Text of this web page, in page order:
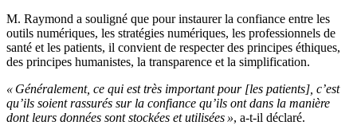
M. Raymond a souligné que pour instaurer la confiance entre les
outils numériques, les stratégies numériques, les professionnels de
santé et les patients, il convient de respecter des principes éthiques,
des principes humanistes, la transparence et la simplification.
« Généralement, ce qui est très important pour [les patients], c’est
qu’ils soient rassurés sur la confiance qu’ils ont dans la manière
dont leurs données sont stockées et utilisées », a-t-il déclaré.